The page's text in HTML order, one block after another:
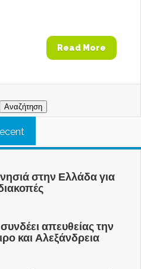
Read More
στην Ελλάδα για
απευθείας την
και Αλεξάνδρεια